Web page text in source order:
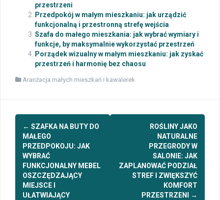
przestrzeni
Przedpokój w małym mieszkaniu: jak urządzić
funkcjonalną i przestronną strefę wejścia
Szafa do małego mieszkania: jak wybrać wymiary i
funkcje, by maksymalnie wykorzystać przestrzeń
Porządek wizualny w małym mieszkaniu: jak zyskać
przestrzeń i harmonię bez chaosu
Aranżacja małych mieszkań i kawalerek
Post
navigation
← SZAFKA NA BUTY DO
MAŁEGO
PRZEDPOKOJU: JAK
WYBRAĆ
FUNKCJONALNY MEBEL
OSZCZĘDZAJĄCY
MIEJSCE I
UŁATWIAJĄCY
ROŚLINY JAKO
NATURALNE
PRZEGRODY W
SALONIE: JAK
ZAPLANOWAĆ PODZIAŁ
STREF I ZWIĘKSZYĆ
KOMFORT
PRZESTRZENI
→